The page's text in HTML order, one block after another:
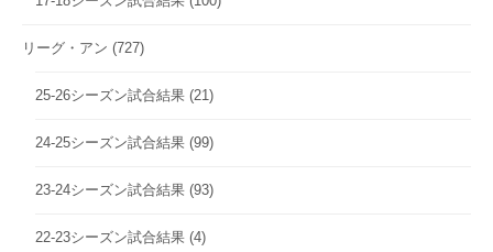
リーグ・アン (727)
25-26シーズン試合結果 (21)
24-25シーズン試合結果 (99)
23-24シーズン試合結果 (93)
22-23シーズン試合結果 (4)